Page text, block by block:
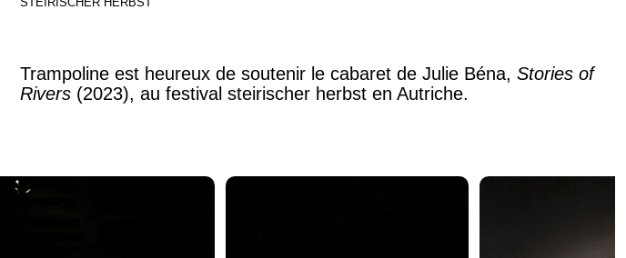
Trampoline est heureux de soutenir le cabaret de Julie Béna, Stories of
Rivers (2023), au festival steirischer herbst en Autriche.